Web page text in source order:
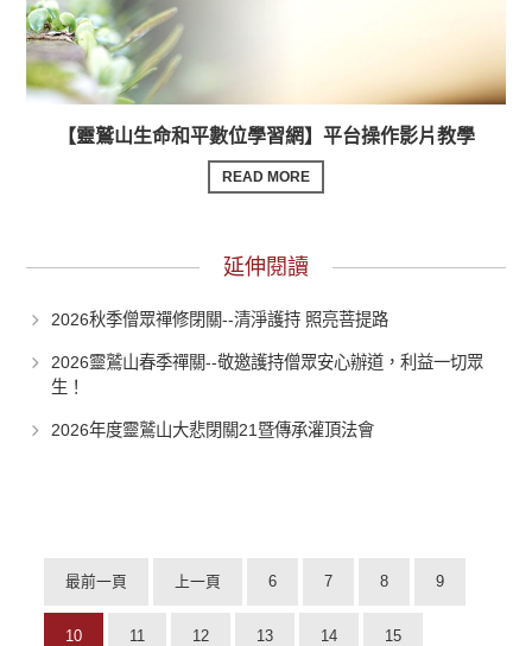
【靈鷲山生命和平數位學習網】平台操作影片教學
READ MORE
延伸閱讀
2026秋季僧眾禪修閉關--清淨護持 照亮菩提路
2026靈鷲山春季禪關--敬邀護持僧眾安心辦道，利益一切眾
生！
2026年度靈鷲山大悲閉關21暨傳承灌頂法會
最前一頁 上一頁 6 7 8 9
10 11 12 13 14 15